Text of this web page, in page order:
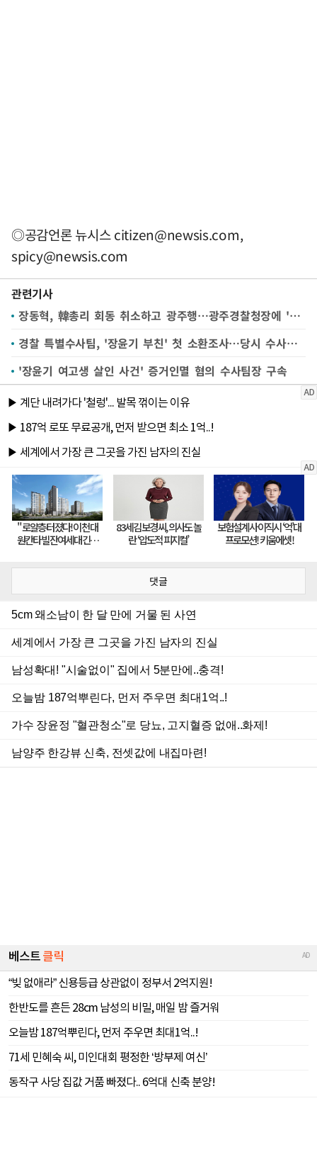
◎공감언론 뉴시스citizen@newsis.com,
spicy@newsis.com
관련기사
장동혁, 韓총리 회동 취소하고 광주행…광주경찰청장에 '장윤기 사건' 항의
경찰 특별수사팀, '장윤기 부친' 첫 소환조사…당시 수사팀장은 구속
'장윤기 여고생 살인 사건' 증거인멸 혐의 수사팀장 구속
댓글